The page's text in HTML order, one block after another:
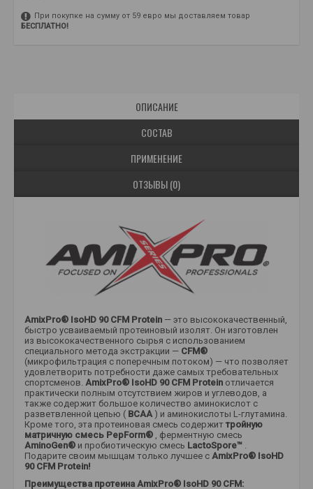
При покупке на сумму от 59 евро мы доставляем товар
БЕСПЛАТНО!
ОПИСАНИЕ
СОСТАВ
ПРИМЕНЕНИЕ
ОТЗЫВЫ (0)
AmixPro® IsoHD 90 CFM Protein — это высококачественный,
быстро усваиваемый протеиновый изолят. Он изготовлен
из высококачественного сырья с использованием
специального метода экстракции — CFM®
(микрофильтрация с поперечным потоком) — что позволяет
удовлетворить потребности даже самых требовательных
спортсменов. AmixPro® IsoHD 90 CFM Protein отличается
практически полным отсутствием жиров и углеводов, а
также содержит большое количество аминокислот с
разветвленной цепью ( BCAA ) и аминокислоты L-глутамина.
Кроме того, эта протеиновая смесь содержит тройную
матричную смесь PepForm® , ферментную смесь
AminoGen® и пробиотическую смесь LactoSpore™
Подарите своим мышцам только лучшее с AmixPro® IsoHD
90 CFM Protein!
Преимущества протеина AmixPro® IsoHD 90 CFM: